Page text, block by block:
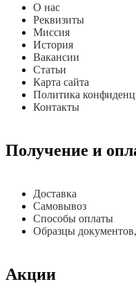
О нас
Реквизиты
Миссия
История
Вакансии
Статьи
Карта сайта
Политика
Контакты
Получение и
Доставка
Самовывоз
Способы оплаты
Образцы
Акции